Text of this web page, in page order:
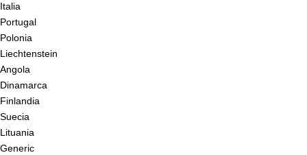
Italia
Portugal
Polonia
Liechtenstein
Angola
Dinamarca
Finlandia
Suecia
Lituania
Generic